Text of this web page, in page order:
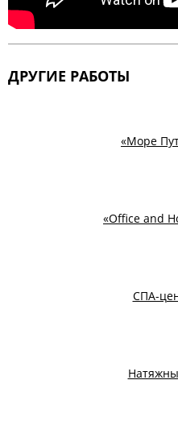
ДРУГИЕ РАБОТЫ
«Море
«Office and
СПА-